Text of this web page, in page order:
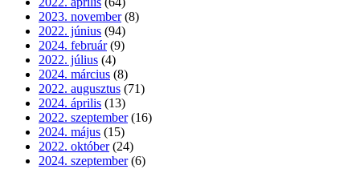
2023. november (8)
2022. június (94)
2024. február (9)
2022. július (4)
2024. március (8)
2022. augusztus (71)
2024. április (13)
2022. szeptember (16)
2024. május (15)
2022. október (24)
2024. szeptember (6)